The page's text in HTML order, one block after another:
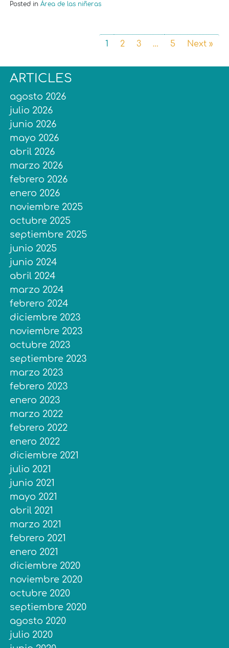
Posted inÁrea de las niñeras
1 2 3 … 5 Next »
ARTICLES
agosto 2026
julio 2026
junio 2026
mayo 2026
abril 2026
marzo 2026
febrero 2026
enero 2026
noviembre 2025
octubre 2025
septiembre 2025
junio 2025
junio 2024
abril 2024
marzo 2024
febrero 2024
diciembre 2023
noviembre 2023
octubre 2023
septiembre 2023
marzo 2023
febrero 2023
enero 2023
marzo 2022
febrero 2022
enero 2022
diciembre 2021
julio 2021
junio 2021
mayo 2021
abril 2021
marzo 2021
febrero 2021
enero 2021
diciembre 2020
noviembre 2020
octubre 2020
septiembre 2020
agosto 2020
julio 2020